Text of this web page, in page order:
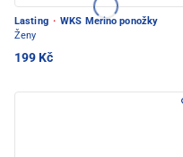
Lasting · WKS Merino ponožky
Ženy
199 Kč